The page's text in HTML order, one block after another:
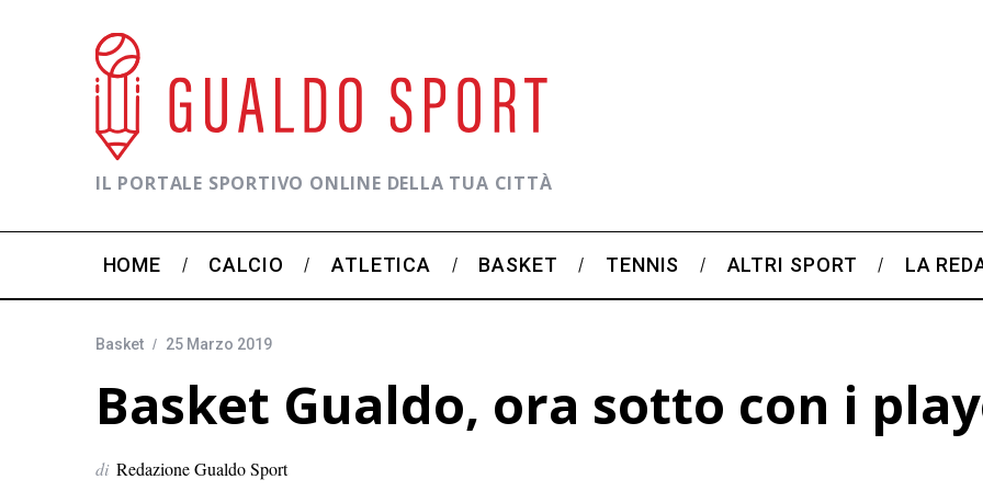
IL PORTALE SPORTIVO ONLINE DELLA TUA CITTÀ
HOME CALCIO ATLETICA BASKET TENNIS ALTRI SPORT LA
Basket 25 Marzo 2019
Basket Gualdo, ora sotto con i
di Redazione Gualdo Sport